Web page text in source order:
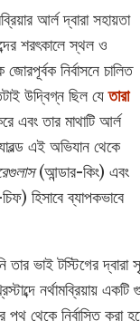
আর্ল দ্বারা সহায়তা
শরৎকালে স্থল ও
নির্বাসনে চালিত
উদ্বিগ্ন ছিল যেতারা
এবং তার মাথাটি আর্ল
এই অভিযান থেকে
(আন্ডার-কিং) এবং
হিসাবে ব্যাপকভাবে
ভাই টস্টিগের
নর্থামব্রিয়ায়
পথ থেকে নির্বাসিত